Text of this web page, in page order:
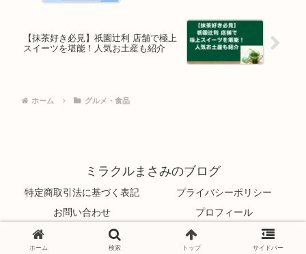
【抹茶好き必見】祇園辻利 店舗で極上
スイーツを堪能！人気お土産も紹介
ホーム グルメ・食品
ミラクルまさみのブログ
特定商取引法に基づく表記
プライバシーポリシー
お問い合わせ
プロフィール
© 2024 ミラクルまさみのブログ.
ホーム 検索 トップ サイドバー